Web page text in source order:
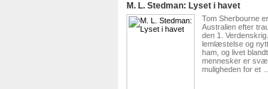
M. L. Stedman: Lyset i havet
Tom Sherbourne
Australien efter
den 1.
lemlæstelse og
ham, og livet
mennesker er
muligheden for et …